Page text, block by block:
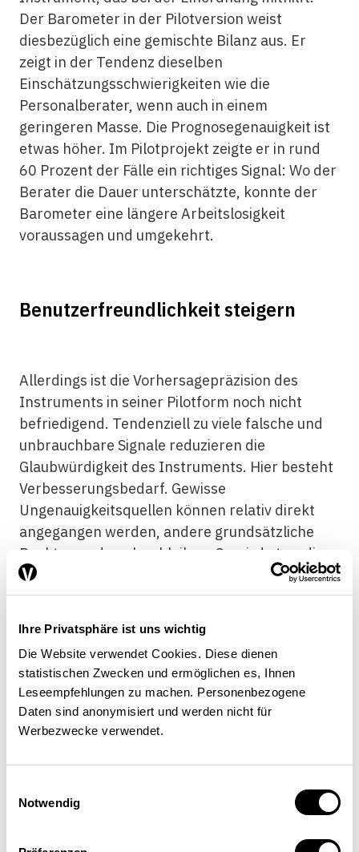
Ihre Privatsphäre ist uns wichtig
Die Website verwendet Cookies. Diese dienen
statistischen Zwecken und ermöglichen es, Ihnen
Leseempfehlungen zu machen. Personenbezogene
Daten sind anonymisiert und werden nicht für
Werbezwecke verwendet.
Notwendig
Der Barometer in der Pilotversion weist
diesbezüglich eine gemischte Bilanz aus. Er
zeigt in der Tendenz dieselben
Einschätzungsschwierigkeiten wie die
Personalberater, wenn auch in einem
geringeren Masse. Die Prognosegenauigkeit ist
etwas höher. Im Pilotprojekt zeigte er in rund
60 Prozent der Fälle ein richtiges Signal: Wo der
Berater die Dauer unterschätzte, konnte der
Barometer eine längere Arbeitslosigkeit
voraussagen und umgekehrt.
Benutzerfreundlichkeit steigern
Allerdings ist die Vorhersagepräzision des
Instruments in seiner Pilotform noch nicht
befriedigend. Tendenziell zu viele falsche und
unbrauchbare Signale reduzieren die
Glaubwürdigkeit des Instruments. Hier besteht
Verbesserungsbedarf. Gewisse
Ungenauigkeitsquellen können relativ direkt
angegangen werden, andere grundsätzliche
Punkte werden aber bleiben. So wird etwa die
Diversität von individuellen
Arbeitslosigkeitsfällen nie komplett von
werden. Ein solcher Anspruch sollte deshalb
erst gar nicht an ein Hilfsmittel gestellt werden.
Eine weitere Herausforderung ist die bessere
Einbindung des Instruments in die alltägliche
auch die Akzeptanz des Tools steigern.
haben gezeigt, dass die Berater den Nutzen des
Jobchancen-Barometers in seiner Pilotversion